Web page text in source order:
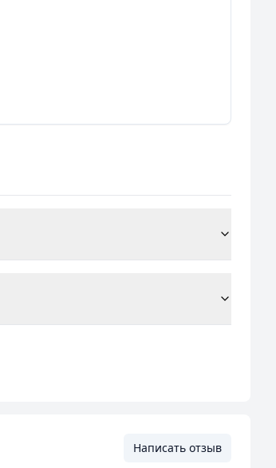
Написать отзыв